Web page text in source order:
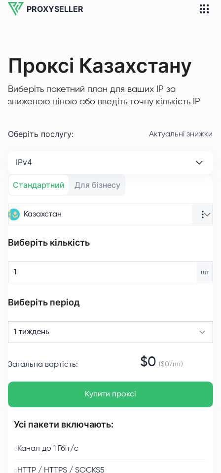
PROXYSELLER
Проксі Казахстану
Виберіть пакетний план для ваших IP за
зниженою ціною або введіть точну кількість IP
Оберіть послугу: Актуальні знижки
IPv4
Стандартний Для бізнесу
Казахстан
Виберіть кількість
шт
Виберіть період
1 тиждень
Загальна вартість: $0 ($0/шт)
Купити проксі
Усі пакети включають:
Канал до 1 Гбіт/с
HTTP / HTTPS / SOCKS5